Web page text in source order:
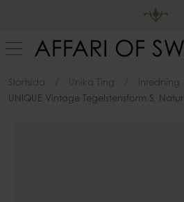
Startsida Unika Ting
Inredning
UNIQUE Vintage Tegelstensform S, Natur